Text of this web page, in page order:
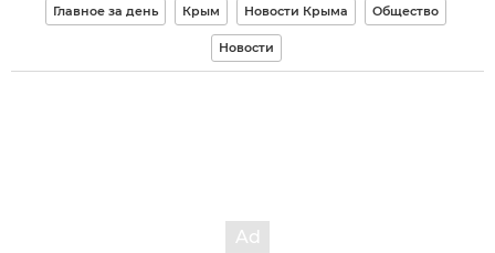
Главное за день Крым Новости Крыма Общество
Новости